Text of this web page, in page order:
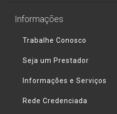
Informações
Trabalhe Conosco
Seja um Prestador
Informações e Serviços
Rede Credenciada